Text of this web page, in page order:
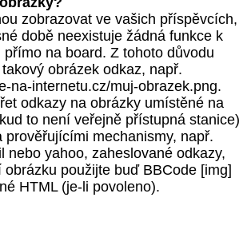
zobrazovat ve vašich příspěvcích,
době neexistuje žádná funkce k
na board. Z tohoto důvodu
obrázek odkaz, např.
na-internetu.cz/muj-obrazek.png.
odkazy na obrázky umístěné na
to není veřejně přístupná stanice)
prověřujícími mechanismy, např.
nebo yahoo, zaheslované odkazy,
použijte buď BBCode [img]
HTML (je-li povoleno).